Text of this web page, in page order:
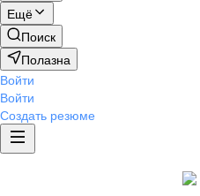
Ещё
Поиск
Полазна
Войти
Войти
Создать резюме